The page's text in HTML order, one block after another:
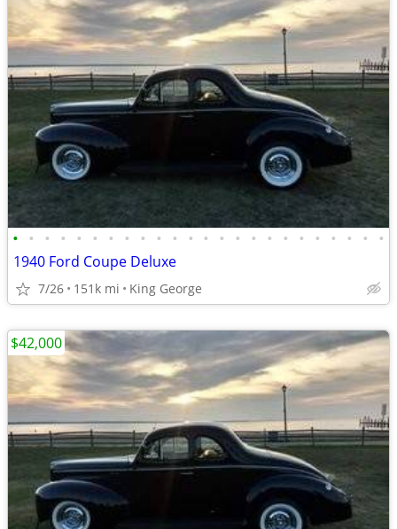
• • • • • • • • • • • • • • • • • • • • • • • •
1940 Ford Coupe Deluxe
7/26 151k mi King George
$42,000